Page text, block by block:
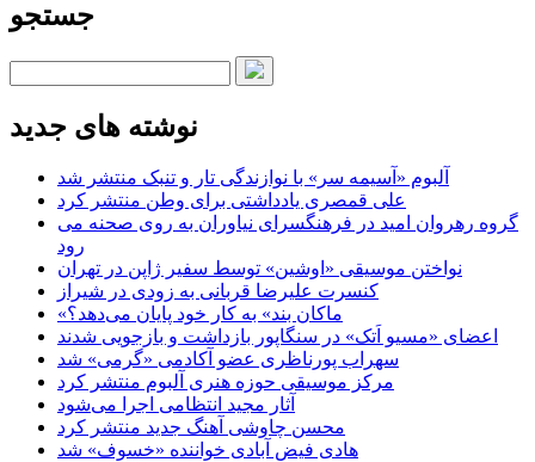
جستجو
نوشته های جدید
آلبوم «آسیمه سر» با نوازندگی تار و تنبک منتشر شد
علی قمصری یادداشتی برای وطن منتشر کرد
گروه رهروان امید در فرهنگسرای نیاوران به روی صحنه می
رود
نواختن موسیقی «اوشین» توسط سفیر ژاپن در تهران
کنسرت علیرضا قربانی به زودی در شیراز
«ماکان بند» به کار خود پایان می‌دهد؟
اعضای «مسیو اَتک» در سنگاپور بازداشت و بازجویی شدند
سهراب پورناظری عضو آکادمی «گرمی» شد
مرکز موسیقی حوزه هنری آلبوم منتشر کرد
آثار مجید انتظامی اجرا می‌شود
محسن چاوشی آهنگ جدید منتشر کرد
هادی فیض آبادی خواننده «خسوف» شد